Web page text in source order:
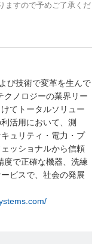
ますので予めご了承くだ
び技術で変革を生んで
クノロジーの業界リー
てトータルソリュー
活用において、測
ュリティ・電力・プ
ッショナルから信頼
度で正確な機器、洗練
ビスで、社会の発展